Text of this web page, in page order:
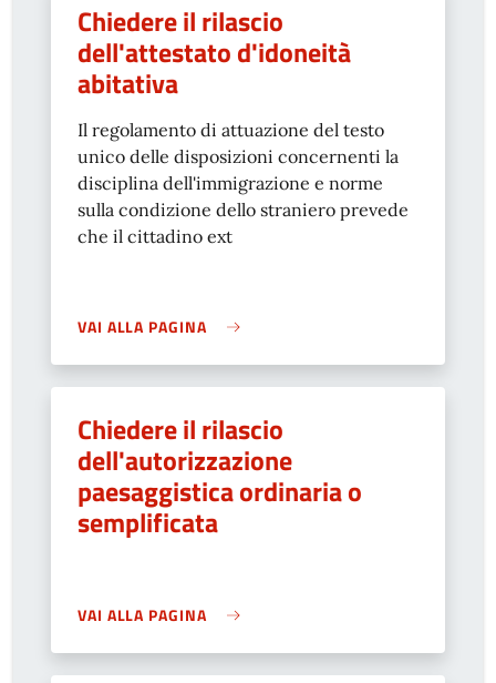
Chiedere il rilascio
dell'attestato d'idoneità
abitativa
Il regolamento di attuazione del testo
unico delle disposizioni concernenti la
disciplina dell'immigrazione e norme
sulla condizione dello straniero prevede
che il cittadino ext
VAI ALLA PAGINA
Chiedere il rilascio
dell'autorizzazione
paesaggistica ordinaria o
semplificata
VAI ALLA PAGINA